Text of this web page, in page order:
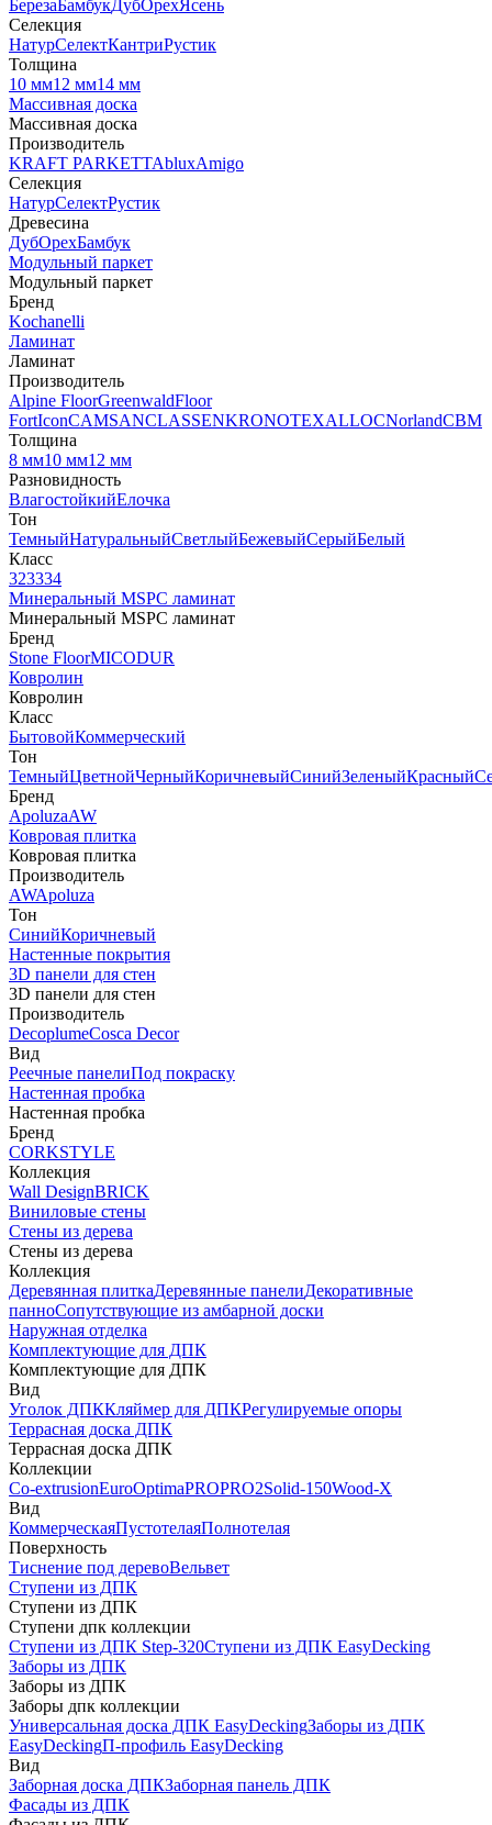
БерезаБамбукДубОрехЯсень
Селекция
НатурСелектКантриРустик
Толщина
10 мм12 мм14 мм
Массивная доска
Массивная доска
Производитель
KRAFT PARKETTAbluxAmigo
Селекция
НатурСелектРустик
Древесина
ДубОрехБамбук
Модульный паркет
Модульный паркет
Бренд
Kochanelli
Ламинат
Ламинат
Производитель
Alpine FloorGreenwaldFloor
FortIconCAMSANCLASSENKRONOTEXALLOCNorlandCBM
Толщина
8 мм10 мм12 мм
Разновидность
ВлагостойкийЕлочка
Тон
ТемныйНатуральныйСветлыйБежевыйСерыйБелый
Класс
323334
Минеральный MSPC ламинат
Минеральный MSPC ламинат
Бренд
Stone FloorMICODUR
Ковролин
Ковролин
Класс
БытовойКоммерческий
Тон
ТемныйЦветнойЧерныйКоричневыйСинийЗеленыйКрасный
Бренд
ApoluzaAW
Ковровая плитка
Ковровая плитка
Производитель
AWApoluza
Тон
СинийКоричневый
Настенные покрытия
3D панели для стен
3D панели для стен
Производитель
DecoplumeCosca Decor
Вид
Реечные панелиПод покраску
Настенная пробка
Настенная пробка
Бренд
CORKSTYLE
Коллекция
Wall DesignBRICK
Виниловые стены
Стены из дерева
Стены из дерева
Коллекция
Деревянная плиткаДеревянные панелиДекоративные
панноСопутствующие из амбарной доски
Наружная отделка
Комплектующие для ДПК
Комплектующие для ДПК
Вид
Уголок ДПККляймер для ДПКРегулируемые опоры
Террасная доска ДПК
Террасная доска ДПК
Коллекции
Co-extrusionEuroOptimaPROPRO2Solid-150Wood-X
Вид
КоммерческаяПустотелаяПолнотелая
Поверхность
Тиснение под деревоВельвет
Ступени из ДПК
Ступени из ДПК
Ступени дпк коллекции
Ступени из ДПК Step-320Ступени из ДПК EasyDecking
Заборы из ДПК
Заборы из ДПК
Заборы дпк коллекции
Универсальная доска ДПК EasyDeckingЗаборы из ДПК
EasyDeckingП-профиль EasyDecking
Вид
Заборная доска ДПКЗаборная панель ДПК
Фасады из ДПК